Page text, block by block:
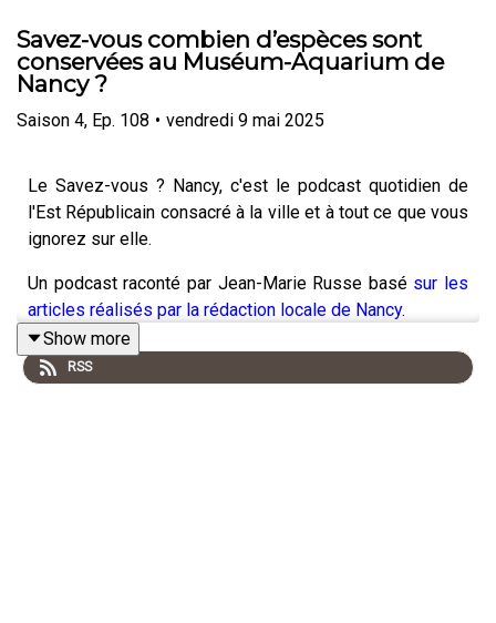
Savez-vous combien d’espèces sont
conservées au Muséum-Aquarium de
Nancy ?
Saison 4, Ep. 108 • vendredi 9 mai 2025
Le Savez-vous ? Nancy, c'est le podcast quotidien de
l'Est Républicain consacré à la ville et à tout ce que vous
ignorez sur elle.
Un podcast raconté par Jean-Marie Russe basésur les
articles réalisés par la rédaction locale de Nancy.
Show more
RSS